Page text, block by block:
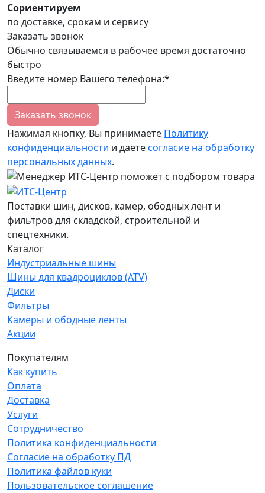
Сориентируем
по доставке, срокам и сервису
Заказать звонок
Обычно связываемся в рабочее время достаточно
быстро
Введите номер Вашего телефона:*
Заказать звонок
Нажимая кнопку, Вы принимаете Политику
конфиденциальности и даётесогласие на обработку
персональных данных.
Поставки шин, дисков, камер, ободных лент и
фильтров для складской, строительной и
спецтехники.
Каталог
Индустриальные шины
Шины для квадроциклов (ATV)
Диски
Фильтры
Камеры и ободные ленты
Акции
Покупателям
Как купить
Оплата
Доставка
Услуги
Сотрудничество
Политика конфиденциальности
Согласие на обработку ПД
Политика файлов куки
Пользовательское соглашение